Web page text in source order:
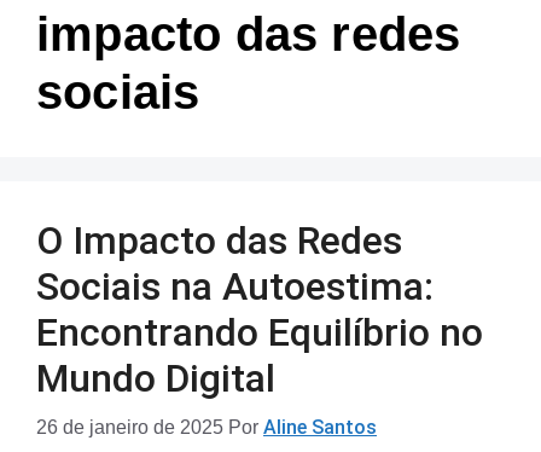
impacto das redes
sociais
O Impacto das Redes
Sociais na Autoestima:
Encontrando Equilíbrio no
Mundo Digital
26 de janeiro de 2025 Por Aline Santos